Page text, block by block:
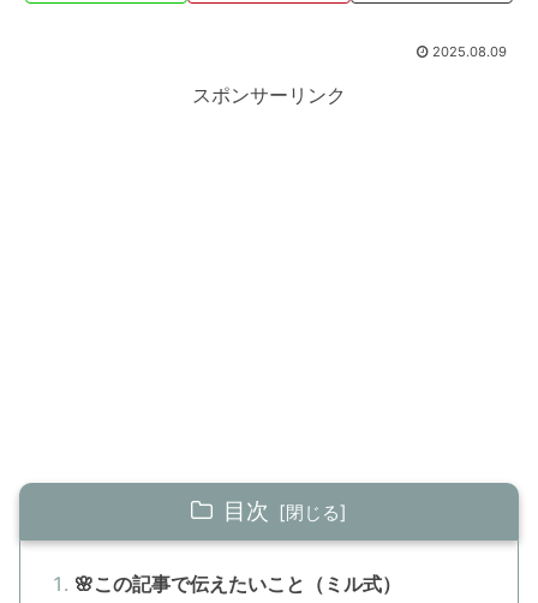
2025.08.09
スポンサーリンク
目次
🌸この記事で伝えたいこと（ミル式）